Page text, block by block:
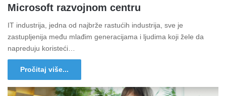
Microsoft razvojnom centru
IT industrija, jedna od najbrže rastućih industrija, sve je
zastupljenija među mlađim generacijama i ljudima koji žele da
napreduju koristeći…
Pročitaj više...